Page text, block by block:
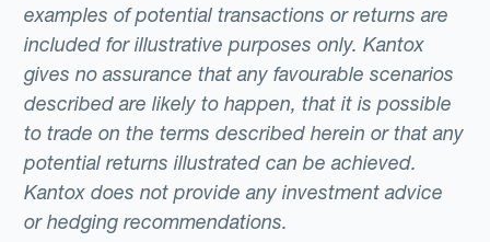
examples of potential transactions or returns are
included for illustrative purposes only. Kantox
gives no assurance that any favourable scenarios
described are likely to happen, that it is possible
to trade on the terms described herein or that any
potential returns illustrated can be achieved.
Kantox does not provide any investment advice
or hedging recommendations.